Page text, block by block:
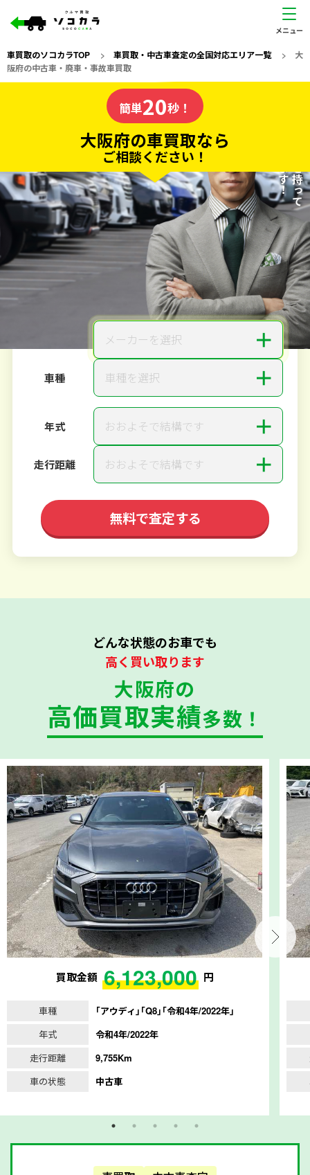
車買取のソコカラTOP > 車買取・中古車査定の全国対応エリア一覧> 大
阪府の中古車・廃車・事故車買取
の車買取なら
ソコカラの
電話か出張か、高い方の査定を提案。
だから高価買取!
私たちが責任を持って
査定いたします！
簡単20秒！
大阪府の車買取なら
ご相談ください！
20秒で入力完了！
無料で カンタンWeb査定
ご依頼いただいたお車を丁寧に査定いたします
メーカーを選択 ＋
車種 車種を選択 ＋
年式 おおよそで結構です ＋
走行距離 おおよそで結構です ＋
無料で査定する
どんな状態のお車でも
高く買い取ります
大阪府の
高価買取実績多数！
買取金額 6,123,000 円
車種
｢アウディ｣｢Q8｣｢令和4年/2022年｣
年式
令和4年/2022年
走行距離
9,755Km
車の状態
中古車